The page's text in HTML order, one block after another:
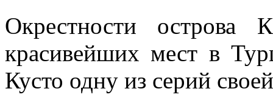
Окрестности острова
красивейших мест в
Кусто одну из серий